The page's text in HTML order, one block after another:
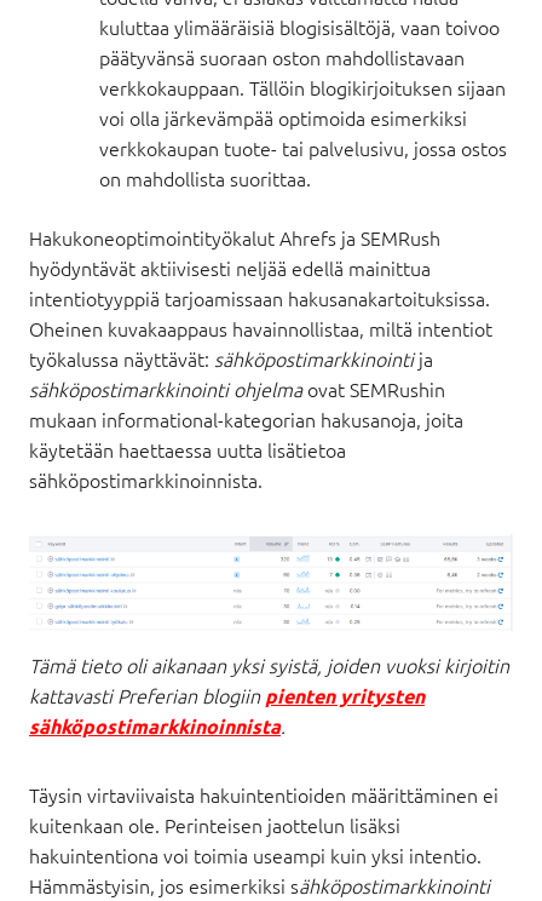
kuluttaa ylimääräisiä blogisisältöjä, vaan toivoo
päätyvänsä suoraan oston mahdollistavaan
verkkokauppaan. Tällöin blogikirjoituksen sijaan
voi olla järkevämpää optimoida esimerkiksi
verkkokaupan tuote- tai palvelusivu, jossa ostos
on mahdollista suorittaa.
Hakukoneoptimointityökalut Ahrefs ja SEMRush
hyödyntävät aktiivisesti neljää edellä mainittua
intentiotyyppiä tarjoamissaan hakusanakartoituksissa.
Oheinen kuvakaappaus havainnollistaa, miltä intentiot
työkalussa näyttävät: sähköpostimarkkinointija
sähköpostimarkkinointi ohjelmaovat SEMRushin
mukaan informational-kategorian hakusanoja, joita
käytetään haettaessa uutta lisätietoa
sähköpostimarkkinoinnista.
Tämä tieto oli aikanaan yksi syistä, joiden vuoksi kirjoitin
kattavasti Preferian blogiinpienten yritysten
sähköpostimarkkinoinnista.
Täysin virtaviivaista hakuintentioiden määrittäminen ei
kuitenkaan ole. Perinteisen jaottelun lisäksi
hakuintentiona voi toimia useampi kuin yksi intentio.
Hämmästyisin, jos esimerkiksi sähköpostimarkkinointi